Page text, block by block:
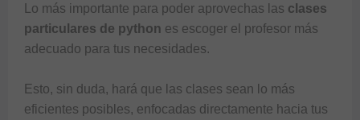
Lo más importante para poder aprovechas las clases
particulares de python es escoger el profesor más
adecuado para tus necesidades.
Esto, sin duda, hará que las clases sean lo más
eficientes posibles, enfocadas directamente hacia tus